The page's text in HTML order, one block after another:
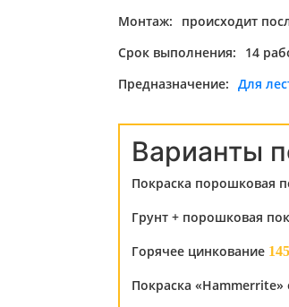
Монтаж:
происходит
Срок выполнения:
14
Предназначение: Для
Варианты
Покраска порошковая
Грунт + порошковая
Горячее цинкование 145
Покраска «Hammerrite»